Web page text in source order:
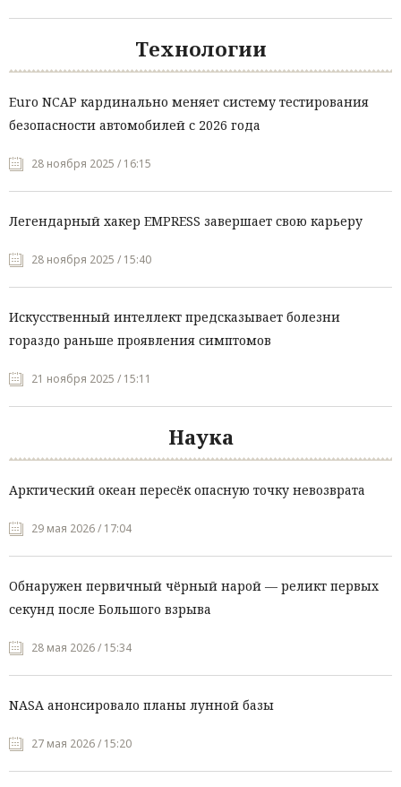
Технологии
Euro NCAP кардинально меняет систему тестирования
безопасности автомобилей с 2026 года
28 ноября 2025 / 16:15
Легендарный хакер EMPRESS завершает свою карьеру
28 ноября 2025 / 15:40
Искусственный интеллект предсказывает болезни
гораздо раньше проявления симптомов
21 ноября 2025 / 15:11
Наука
Арктический океан пересёк опасную точку невозврата
29 мая 2026 / 17:04
Обнаружен первичный чёрный нарой — реликт первых
секунд после Большого взрыва
28 мая 2026 / 15:34
NASA анонсировало планы лунной базы
27 мая 2026 / 15:20